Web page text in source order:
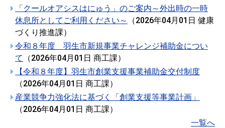
「クールオアシスはにゅう」のご案内～外出時の一時
休息所としてご利用ください～
（2026年04月01日 健康
づくり推進課）
令和８年度 羽生市新規事業チャレンジ補助金につい
て
（2026年04月01日 商工課）
【令和８年度】羽生市創業支援事業補助金交付制度
（2026年04月01日 商工課）
産業競争力強化法に基づく「創業支援等事業計画」
（2026年04月01日 商工課）
一覧へ